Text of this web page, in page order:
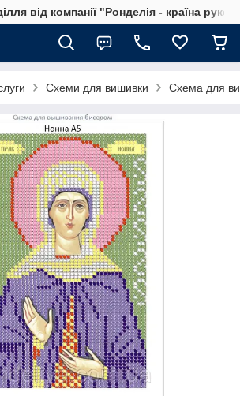
від компанії "Ронделія - країна
Схеми для вишивки Схема для